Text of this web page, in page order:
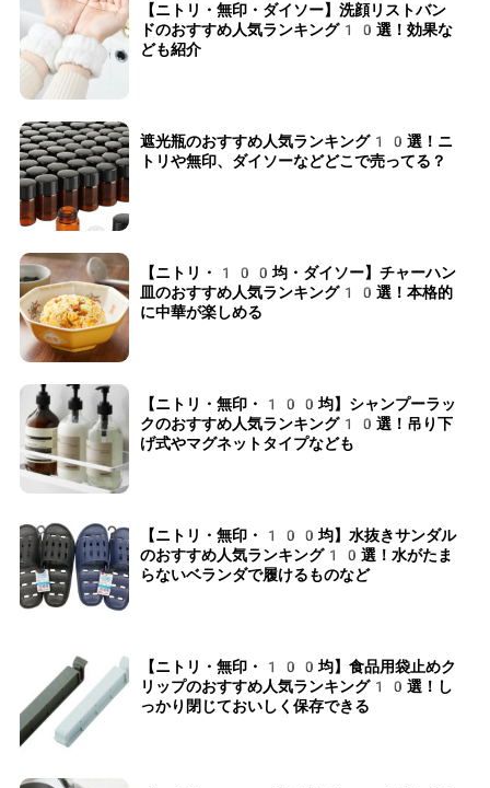
【ニトリ・無印・ダイソー】洗顔リストバン
ドのおすすめ人気ランキング10選！効果な
ども紹介
遮光瓶のおすすめ人気ランキング10選！ニ
トリや無印、ダイソーなどどこで売ってる？
【ニトリ・100均・ダイソー】チャーハン
皿のおすすめ人気ランキング10選！本格的
に中華が楽しめる
【ニトリ・無印・100均】シャンプーラッ
クのおすすめ人気ランキング10選！吊り下
げ式やマグネットタイプなども
【ニトリ・無印・100均】水抜きサンダル
のおすすめ人気ランキング10選！水がたま
らないベランダで履けるものなど
【ニトリ・無印・100均】食品用袋止めク
リップのおすすめ人気ランキング10選！し
っかり閉じておいしく保存できる